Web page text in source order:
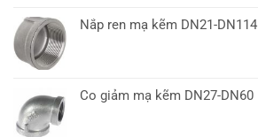
Nắp ren mạ kẽm DN21-DN114
Co giảm mạ kẽm DN27-DN60